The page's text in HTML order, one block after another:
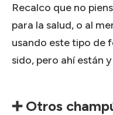
Recalco que no
para la salud, o al
usando este tipo de
sido, pero ahí están
➕ Otros